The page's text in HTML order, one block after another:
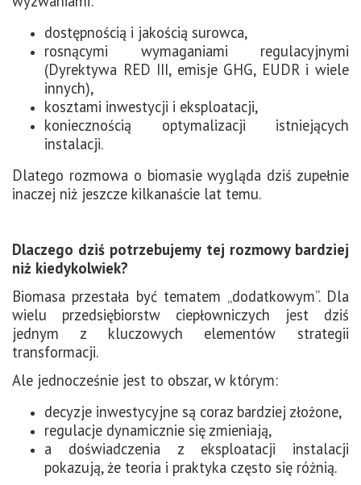
dostępnością i jakością surowca,
rosnącymi wymaganiami regulacyjnymi
(Dyrektywa RED III, emisje GHG, EUDR i wiele
innych),
kosztami inwestycji i eksploatacji,
koniecznością optymalizacji istniejących
instalacji.
Dlatego rozmowa o biomasie wygląda dziś zupełnie
inaczej niż jeszcze kilkanaście lat temu.
Dlaczego dziś potrzebujemy tej rozmowy bardziej
niż kiedykolwiek?
Biomasa przestała być tematem „dodatkowym”. Dla
wielu przedsiębiorstw ciepłowniczych jest dziś
jednym z kluczowych elementów strategii
transformacji.
Ale jednocześnie jest to obszar, w którym:
decyzje inwestycyjne są coraz bardziej złożone,
regulacje dynamicznie się zmieniają,
a doświadczenia z eksploatacji instalacji
pokazują, że teoria i praktyka często się różnią.